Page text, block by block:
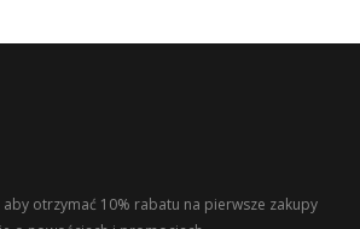
otrzymać 10% rabatu na pierwsze zakupy